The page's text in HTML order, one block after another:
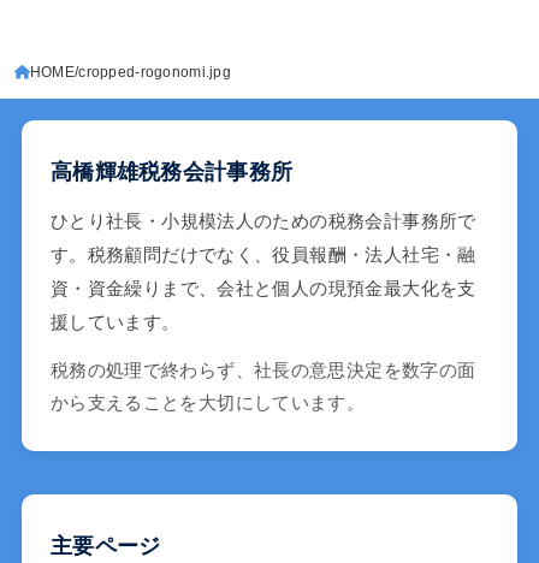
HOME cropped-rogonomi.jpg
高橋輝雄税務会計事務所
ひとり社長・小規模法人のための税務会計事務所で
す。税務顧問だけでなく、役員報酬・法人社宅・融
資・資金繰りまで、会社と個人の現預金最大化を支
援しています。
税務の処理で終わらず、社長の意思決定を数字の面
から支えることを大切にしています。
主要ページ